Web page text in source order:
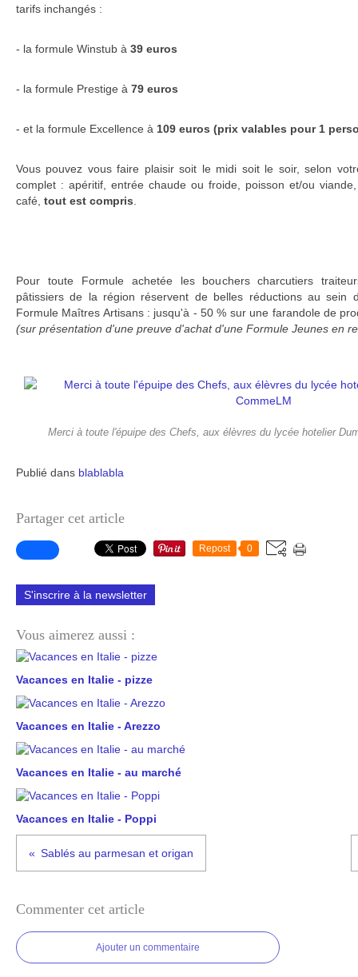
tarifs inchangés :
- la formule Winstub à 39 euros
- la formule Prestige à 79 euros
- et la formule Excellence à 109 euros (prix valables pour 1
Vous pouvez vous faire plaisir soit le midi soit le soir, selon
complet : apéritif, entrée chaude ou froide, poisson et/ou
café, tout est compris
Pour toute Formule achetée les bouchers charcutiers
pâtissiers de la région réservent de belles réductions au sein
Formule Maîtres Artisans : jusqu'à - 50 % sur une farandole de
(sur présentation d'une preuve d'achat d'une Formule Jeunes en
Merci à toute l'épuipe des Chefs, aux élèvres du lycée hotelier
Publié dans blablabla
Partager cet article
Repost 0
S'inscrire à la newsletter
Vous aimerez aussi :
Vacances en Italie - pizze
Vacances en Italie - Arezzo
Vacances en Italie - au marché
Vacances en Italie - Poppi
Sablés au parmesan et origan
Commenter cet article
Ajouter un commentaire